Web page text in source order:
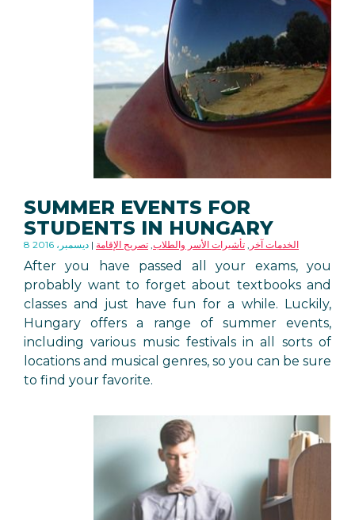
SUMMER EVENTS FOR
STUDENTS IN HUNGARY
8 ديسمبر، 2016 الخدمات آخر , تأشيرات الأسر والطلاب, تصريح الإقامة
After you have passed all your exams, you
probably want to forget about textbooks and
classes and just have fun for a while. Luckily,
Hungary offers a range of summer events,
including various music festivals in all sorts of
locations and musical genres, so you can be sure
to find your favorite.